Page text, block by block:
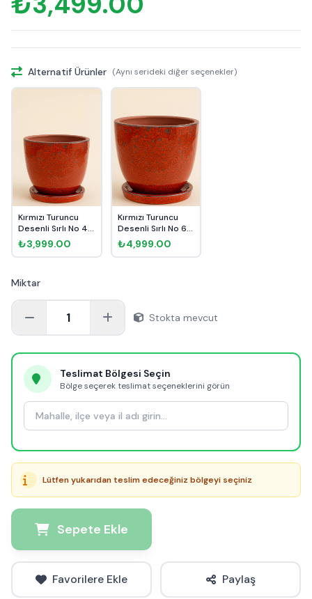
Alternatif Ürünler (Aynı serideki diğer seçenekler)
Kırmızı Turuncu
Desenli Sırlı No 4
Ø27cm
₺3,999.00
Kırmızı Turuncu
Desenli Sırlı No 6
Ø35cm
₺4,999.00
Miktar
1 Stokta mevcut
Teslimat Bölgesi Seçin
Bölge seçerek teslimat seçeneklerini görün
Lütfen yukarıdan teslim edeceğiniz bölgeyi seçiniz
Sepete Ekle
Favorilere Ekle Paylaş